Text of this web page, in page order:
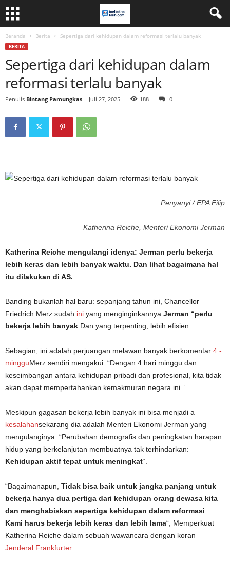
Beranda Berita Sepertiga dari kehidupan dalam reformasi terlalu banyak
BERITA
Sepertiga dari kehidupan dalam
reformasi terlalu banyak
Penulis Bintang Pamungkas - Juli 27, 2025 188 0
Penyanyi / EPA Filip
Katherina Reiche, Menteri Ekonomi Jerman
Katherina Reiche mengulangi idenya: Jerman perlu bekerja
lebih keras dan lebih banyak waktu. Dan lihat bagaimana hal
itu dilakukan di AS.
Banding bukanlah hal baru: sepanjang tahun ini, Chancellor
Friedrich Merz sudah ini yang menginginkannya Jerman “perlu
bekerja lebih banyak Dan yang terpenting, lebih efisien.
Sebagian, ini adalah perjuangan melawan banyak berkomentar 4 -
mingguMerz sendiri mengakui: “Dengan 4 hari minggu dan
keseimbangan antara kehidupan pribadi dan profesional, kita tidak
akan dapat mempertahankan kemakmuran negara ini.”
Meskipun gagasan bekerja lebih banyak ini bisa menjadi a
kesalahansekarang dia adalah Menteri Ekonomi Jerman yang
mengulanginya: “Perubahan demografis dan peningkatan harapan
hidup yang berkelanjutan membuatnya tak terhindarkan:
Kehidupan aktif tepat untuk meningkat“.
“Bagaimanapun, Tidak bisa baik untuk jangka panjang untuk
bekerja hanya dua pertiga dari kehidupan orang dewasa kita
dan menghabiskan sepertiga kehidupan dalam reformasi
Kami harus bekerja lebih keras dan lebih lama“, Memperkuat
Katherina Reiche dalam sebuah wawancara dengan koran
Jenderal Frankfurter.